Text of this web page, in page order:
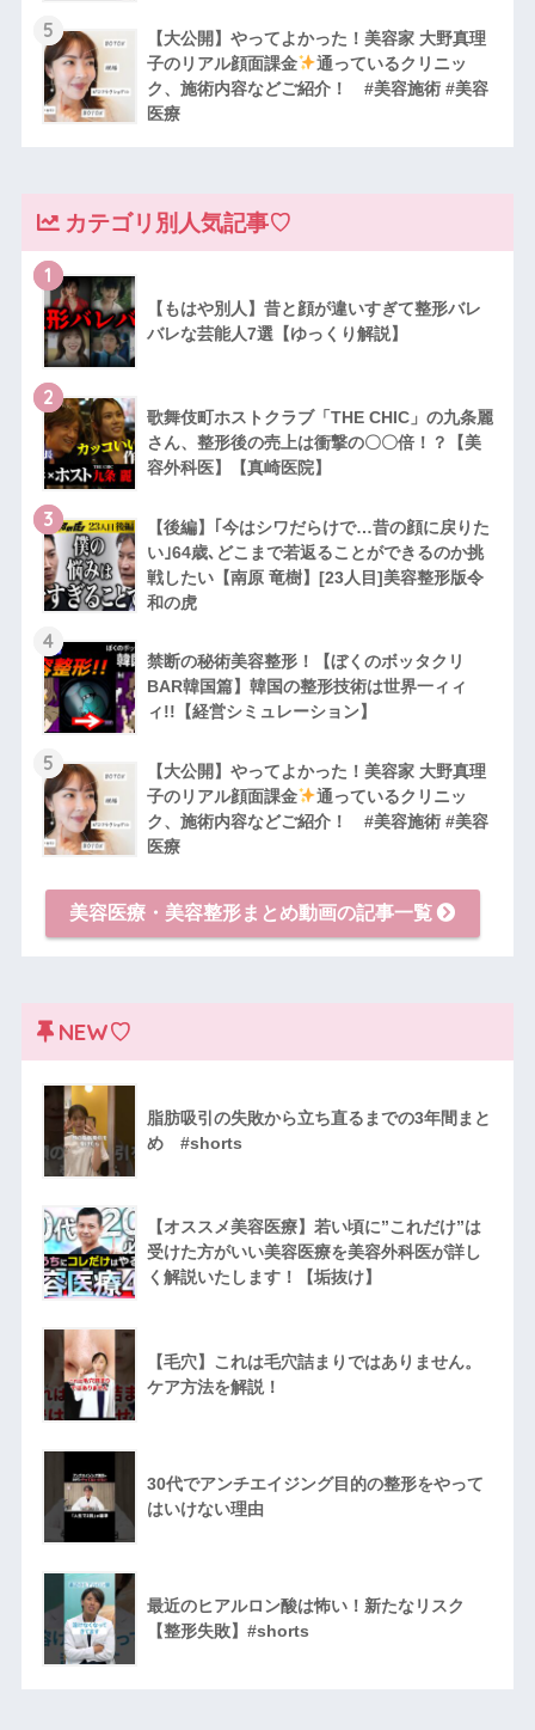
5
【大公開】やってよかった！美容家 大野真理
子のリアル顔面課金
通っているクリニッ
ク、施術内容などご紹介！ #美容施術 #美容
医療
カテゴリ別人気記事♡
1
【もはや別人】昔と顔が違いすぎて整形バレ
バレな芸能人7選【ゆっくり解説】
2
歌舞伎町ホストクラブ「THE CHIC」の九条麗
さん、整形後の売上は衝撃の〇〇倍！？【美
容外科医】【真崎医院】
3
【後編】｢今はシワだらけで…昔の顔に戻りた
い｣64歳､どこまで若返ることができるのか挑
戦したい【南原 竜樹】[23人目]美容整形版令
和の虎
4
禁断の秘術美容整形！【ぼくのボッタクリ
BAR韓国篇】韓国の整形技術は世界一ィィ
ィ!!【経営シミュレーション】
5
【大公開】やってよかった！美容家 大野真理
子のリアル顔面課金
通っているクリニッ
ク、施術内容などご紹介！ #美容施術 #美容
医療
美容医療・美容整形まとめ動画の記事一覧
NEW♡
脂肪吸引の失敗から立ち直るまでの3年間まと
め #shorts
【オススメ美容医療】若い頃に”これだけ”は
受けた方がいい美容医療を美容外科医が詳し
く解説いたします！【垢抜け】
【毛穴】これは毛穴詰まりではありません。
ケア方法を解説！
30代でアンチエイジング目的の整形をやって
はいけない理由
最近のヒアルロン酸は怖い！新たなリスク
【整形失敗】#shorts